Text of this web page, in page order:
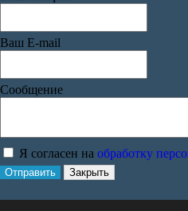
Ваш E-mail
Сообщение
Я согласен на обработку
Отправить Закрыть